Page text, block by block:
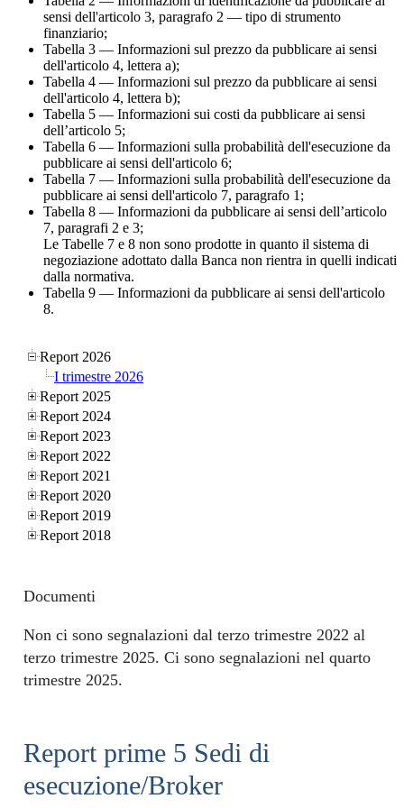
sensi dell'articolo 3, paragrafo 2 — tipo di strumento
finanziario;
Tabella 3 — Informazioni sul prezzo da pubblicare ai sensi
dell'articolo 4, lettera a);
Tabella 4 — Informazioni sul prezzo da pubblicare ai sensi
dell'articolo 4, lettera b);
Tabella 5 — Informazioni sui costi da pubblicare ai sensi
dell’articolo 5;
Tabella 6 — Informazioni sulla probabilità dell'esecuzione da
pubblicare ai sensi dell'articolo 6;
Tabella 7 — Informazioni sulla probabilità dell'esecuzione da
pubblicare ai sensi dell'articolo 7, paragrafo 1;
Tabella 8 — Informazioni da pubblicare ai sensi dell’articolo
7, paragrafi 2 e 3;
Le Tabelle 7 e 8 non sono prodotte in quanto il sistema di
negoziazione adottato dalla Banca non rientra in quelli indicati
dalla normativa.
Tabella 9 — Informazioni da pubblicare ai sensi dell'articolo
8.
Report 2026
I trimestre 2026
Report 2025
Report 2024
Report 2023
Report 2022
Report 2021
Report 2020
Report 2019
Report 2018
Documenti
Non ci sono segnalazioni dal terzo trimestre 2022 al
terzo trimestre 2025. Ci sono segnalazioni nel quarto
trimestre 2025.
Report prime 5 Sedi di
esecuzione/Broker